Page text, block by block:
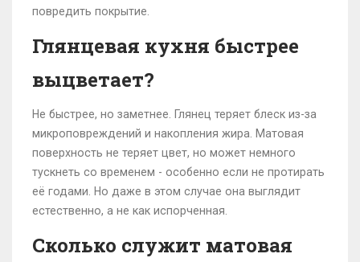
повредить покрытие.
Глянцевая кухня быстрее
выцветает?
Не быстрее, но заметнее. Глянец теряет блеск из-за
микроповреждений и накопления жира. Матовая
поверхность не теряет цвет, но может немного
тускнеть со временем - особенно если не протирать
её годами. Но даже в этом случае она выглядит
естественно, а не как испорченная.
Сколько служит матовая